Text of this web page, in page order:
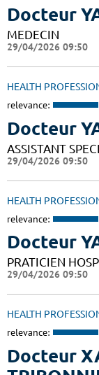
Docteur
MEDECIN
29/04/2026 09:50
HEALTH
relevance:
Docteur
ASSISTANT
29/04/2026 09:50
HEALTH
relevance:
Docteur
PRATICIEN
29/04/2026 09:50
HEALTH
relevance:
Docteur